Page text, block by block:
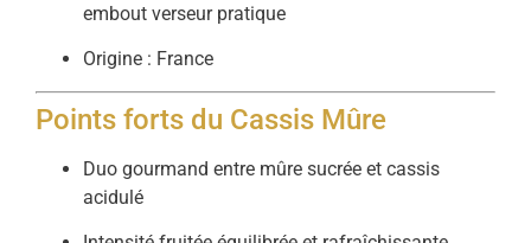
embout verseur pratique
Origine : France
Points forts du Cassis Mûre
Duo gourmand entre mûre sucrée et cassis
acidulé